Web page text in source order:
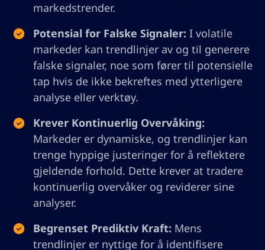
markedstrender.
Potensial for Falske Signaler: I volatile
markeder kan trendlinjer av og til generere
falske signaler, noe som fører til potensielle
tap hvis de ikke bekreftes med ytterligere
analyse eller verktøy.
Krever Kontinuerlig Overvåking:
Markeder er dynamiske, og trendlinjer kan
trenge hyppige justeringer for å reflektere
gjeldende forhold. Dette krever at tradere
kontinuerlig overvåker og reviderer sine
analyser.
Begrenset Prediktiv Kraft: Mens
trendlinjer er nyttige for å identifisere